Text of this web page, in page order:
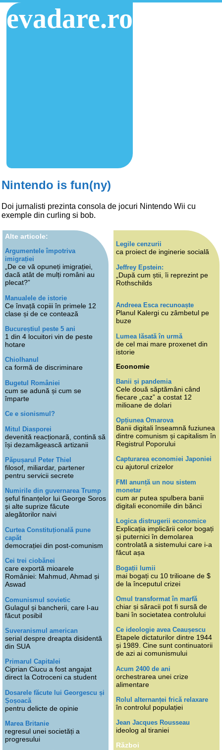
evadare.ro
Nintendo is fun(ny)
Doi jurnalisti prezinta consola de jocuri Nintendo Wii cu
exemple din curling si bob.
Alte articole:
Argumentele împotriva
imigrației
„De ce vă opuneți imigrației,
dacă atât de mulți români au
plecat?”
Manualele de istorie
Ce învață copiii în primele 12
clase și de ce contează
Bucureștiul peste 5 ani
1 din 4 locuitori vin de peste
hotare
Chiolhanul
ca formă de discriminare
Bugetul României
cum se adună și cum se
împarte
Ce e sionismul?
Mitul Diasporei
devenită reacționară, contină să
își dezamăgească artizanii
Păpușarul Peter Thiel
filosof, miliardar, partener
pentru servicii secrete
Numirile din guvernarea Trump
șeful finanțelor lui George Soros
și alte suprize făcute
alegătorilor naivi
Curtea Constituțională pune
capăt
democrației din post-comunism
Cei trei ciobănei
care exportă mioarele
României: Mahmud, Ahmad și
Aswad
Comunismul sovietic
Gulagul și bancherii, care l-au
făcut posibil
Suveranismul american
serial despre dreapta disidentă
din SUA
Primarul Capitalei
Ciprian Ciucu a fost angajat
direct la Cotroceni ca student
Dosarele făcute lui Georgescu și
Șoșoacă
pentru delicte de opinie
Marea Britanie
regresul unei societăți a
progresului
Legile cenzurii
ca proiect de inginerie socială
Jeffrey Epstein:
„După cum știi, îi reprezint pe
Rothschilds
Andreea Esca recunoaște
Planul Kalergi cu zâmbetul pe
buze
Lumea lăsată în urmă
de cel mai mare proxenet din
istorie
Economie
Banii și pandemia
Cele două săptămâni când
fiecare „caz” a costat 12
milioane de dolari
Opțiunea Omarova
Banii digitali înseamnă fuziunea
dintre comunism și capitalism în
Registrul Poporului
Capturarea economiei Japoniei
cu ajutorul crizelor
FMI anunță un nou sistem
monetar
cum ar putea spulbera banii
digitali economiile din bănci
Logica distrugerii economice
Explicația implicării celor bogați
și puternici în demolarea
controlată a sistemului care i-a
făcut așa
Bogații lumii
mai bogați cu 10 trilioane de $
de la începutul crizei
Omul transformat în marfă
chiar și săracii pot fi sursă de
bani în societatea controlului
Ce ideologie avea Ceaușescu
Etapele dictaturilor dintre 1944
și 1989. Cine sunt continuatorii
de azi ai comunismului
Acum 2400 de ani
orchestrarea unei crize
alimentare
Rolul alternanței frică relaxare
în controlul populației
Jean Jacques Rousseau
ideolog al tiraniei
Război